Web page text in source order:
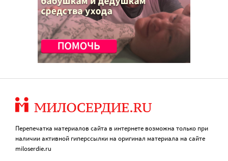
Перепечатка материалов сайта в интернете возможна только при
наличии активной гиперссылки на оригинал материала на сайте
miloserdie.ru